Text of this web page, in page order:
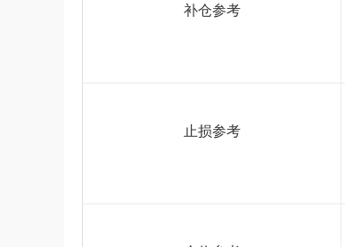
补仓参考
止损参考